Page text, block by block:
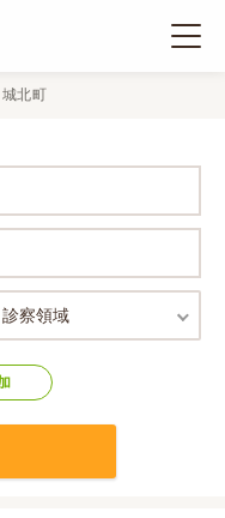
城北町